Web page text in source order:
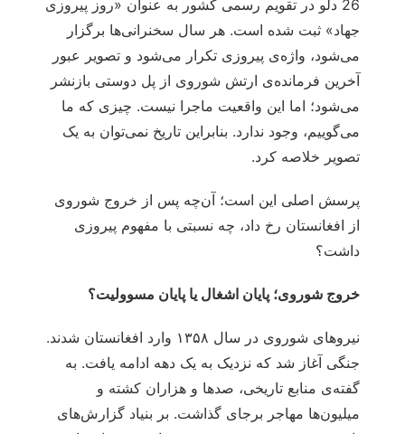
26 دلو در تقویم رسمی کشور به عنوان «روز پیروزی
جهاد» ثبت شده است. هر سال سخنرانی‌ها برگزار
می‌شود، واژه‌ی پیروزی تکرار می‌شود و تصویر عبور
آخرین فرمانده‌ی ارتش شوروی از پل دوستی بازنشر
می‌شود؛ اما این واقعیت ماجرا نیست. چیزی که ما
می‌گوییم، وجود ندارد. بنابراین تاریخ نمی‌توان به یک
تصویر خلاصه کرد.
پرسش اصلی این است؛ آن‌چه پس از خروج شوروی
از افغانستان رخ داد، چه نسبتی با مفهوم پیروزی
داشت؟
خروج شوروی؛ پایان اشغال یا پایان مسوولیت؟
نیروهای شوروی در سال ۱۳۵۸ وارد افغانستان شدند.
جنگی آغاز شد که نزدیک به یک دهه ادامه یافت. به
گفته‌ی منابع تاریخی، صدها و هزاران کشته و
میلیون‌ها مهاجر برجای گذاشت. بر بنیاد گزارش‌های